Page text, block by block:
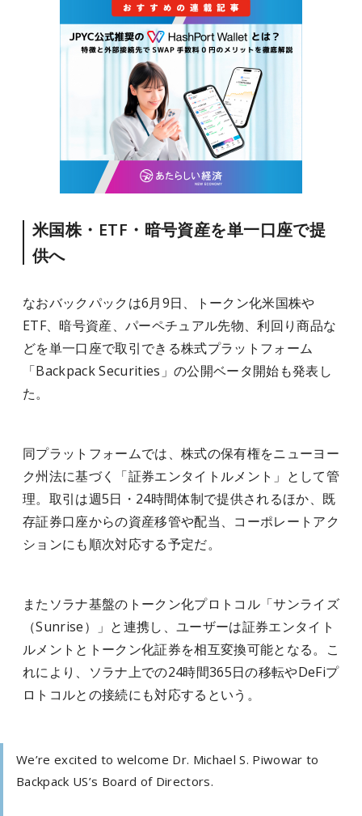
米国株・ETF・暗号資産を単一口座で提
供へ
なおバックパックは6月9日、トークン化米国株や
ETF、暗号資産、パーペチュアル先物、利回り商品な
どを単一口座で取引できる株式プラットフォーム
「Backpack Securities」の公開ベータ開始も発表し
た。
同プラットフォームでは、株式の保有権をニューヨー
ク州法に基づく「証券エンタイトルメント」として管
理。取引は週5日・24時間体制で提供されるほか、既
存証券口座からの資産移管や配当、コーポレートアク
ションにも順次対応する予定だ。
またソラナ基盤のトークン化プロトコル「サンライズ
（Sunrise）」と連携し、ユーザーは証券エンタイト
ルメントとトークン化証券を相互変換可能となる。こ
れにより、ソラナ上での24時間365日の移転やDeFiプ
ロトコルとの接続にも対応するという。
We’re excited to welcome Dr. Michael S. Piwowar to
Backpack US’s Board of Directors.